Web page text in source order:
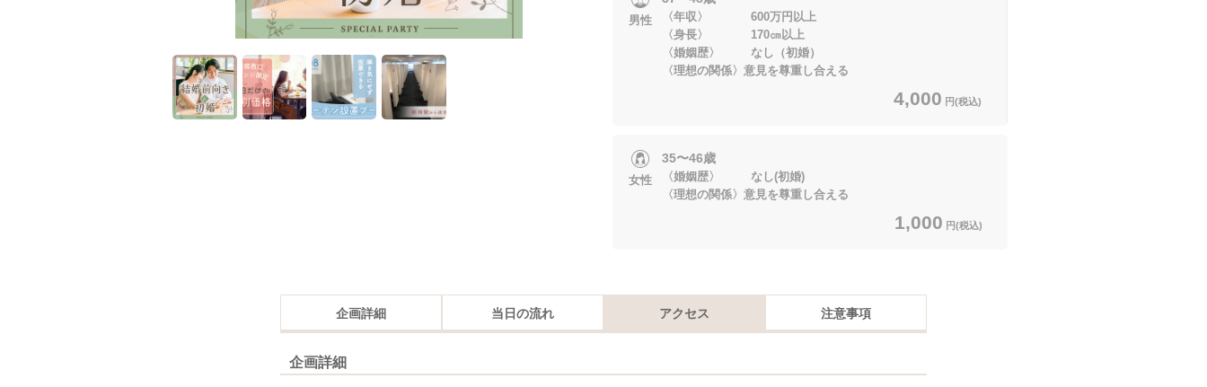
男性
〈年収〉 600万円以上
〈身長〉 170㎝以上
〈婚姻歴〉 なし（初婚）
〈理想の関係〉意見を尊重し合える
4,000 円(税込)
女性
35〜46歳
〈婚姻歴〉 なし(初婚)
〈理想の関係〉意見を尊重し合える
1,000 円(税込)
企画詳細 当日の流れ アクセス 注意事項
企画詳細